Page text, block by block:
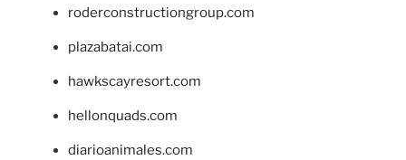
roderconstructiongroup.com
plazabatai.com
hawkscayresort.com
hellonquads.com
diarioanimales.com